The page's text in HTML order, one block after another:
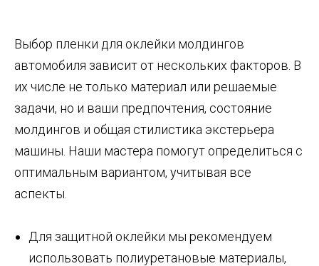
Выбор пленки для оклейки молдингов
автомобиля зависит от нескольких факторов. В
их числе не только материал или решаемые
задачи, но и ваши предпочтения, состояние
молдингов и общая стилистика экстерьера
машины. Наши мастера помогут определиться с
оптимальным вариантом, учитывая все
аспекты.
Для защитной оклейки мы рекомендуем
использовать полиуретановые материалы,